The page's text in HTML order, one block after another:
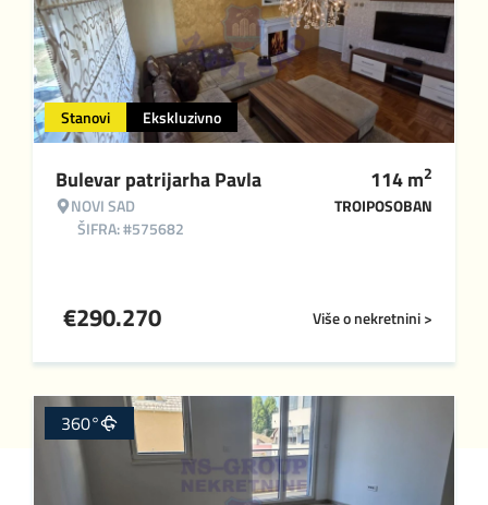
Stanovi Ekskluzivno
Bulevar patrijarha Pavla
NOVI SAD
ŠIFRA: #575682
114m2
TROIPOSOBAN
Više o nekretnini >
€290.270
360°